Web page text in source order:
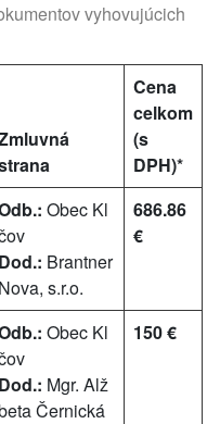
vyhovujúcich
Cena
celkom
(s
DPH)*
Obec Kl
Dod.: Brantner
Nova, s.r.o.
686.86
€
Obec Kl
Dod.: Mgr. Alž
Černická
150 €